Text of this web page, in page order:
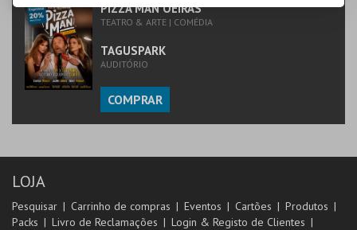
PIZZA MAN OEIRAS
TEATRO & ARTE | COMÉDIA
TAGUSPARK
AUDITÓRIO
COMPRAR
LOJA
Pesquisar Carrinho de compras Eventos Cartões
Produtos
Packs
Livro de Reclamações
Login & Registo de Clientes